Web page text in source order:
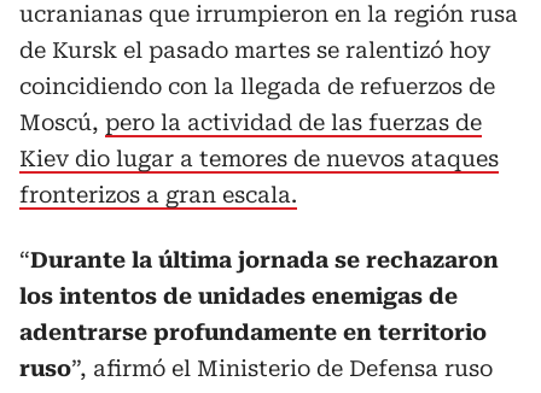
ucranianas que irrumpieron en la región rusa
de Kursk el pasado martes se ralentizó hoy
coincidiendo con la llegada de refuerzos de
Moscú, pero la actividad de las fuerzas de
Kiev dio lugar a temores de nuevos ataques
fronterizos a gran escala.
“Durante la última jornada se rechazaron
los intentos de unidades enemigas de
adentrarse profundamente en territorio
ruso”, afirmó el Ministerio de Defensa ruso